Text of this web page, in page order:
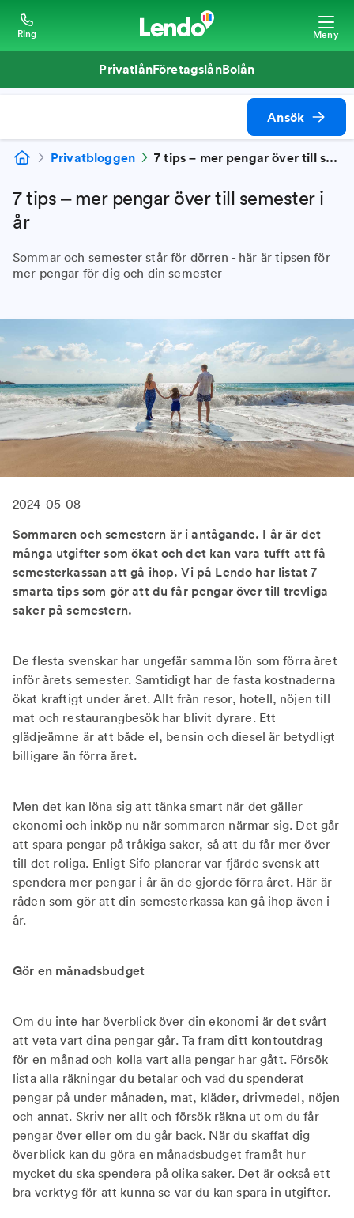
Ring Meny
PrivatlånFöretagslånBolån
Ansök
Privatbloggen 7 tips – mer pengar över till semester i år
7 tips – mer pengar över till semester i
år
Sommar och semester står för dörren - här är tipsen för
mer pengar för dig och din semester
2024-05-08
Sommaren och semestern är i antågande. I år är det
många utgifter som ökat och det kan vara tufft att få
semesterkassan att gå ihop. Vi på Lendo har listat 7
smarta tips som gör att du får pengar över till trevliga
saker på semestern.
De flesta svenskar har ungefär samma lön som förra året
inför årets semester. Samtidigt har de fasta kostnaderna
ökat kraftigt under året. Allt från resor, hotell, nöjen till
mat och restaurangbesök har blivit dyrare. Ett
glädjeämne är att både el, bensin och diesel är betydligt
billigare än förra året.
Men det kan löna sig att tänka smart när det gäller
ekonomi och inköp nu när sommaren närmar sig. Det går
att spara pengar på tråkiga saker, så att du får mer över
till det roliga. Enligt Sifo planerar var fjärde svensk att
spendera mer pengar i år än de gjorde förra året. Här är
råden som gör att din semesterkassa kan gå ihop även i
år.
Gör en månadsbudget
Om du inte har överblick över din ekonomi är det svårt
att veta vart dina pengar går. Ta fram ditt kontoutdrag
för en månad och kolla vart alla pengar har gått. Försök
lista alla räkningar du betalar och vad du spenderat
pengar på under månaden, mat, kläder, drivmedel, nöjen
och annat. Skriv ner allt och försök räkna ut om du får
pengar över eller om du går back. När du skaffat dig
överblick kan du göra en månadsbudget framåt hur
mycket du ska spendera på olika saker. Det är också ett
bra verktyg för att kunna se var du kan spara in utgifter.